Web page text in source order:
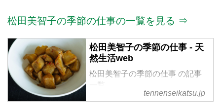
松田美智子の季節の仕事の一覧を見る ⇒
松田美智子の季節の仕事 - 天
然生活web
松田美智子の季節の仕事 の記事
一覧
tennenseikatsu.jp